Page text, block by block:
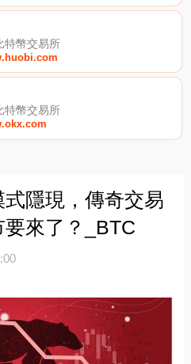
特幣交易所
特幣交易所
隱現，傳奇交易
要來了？_BTC